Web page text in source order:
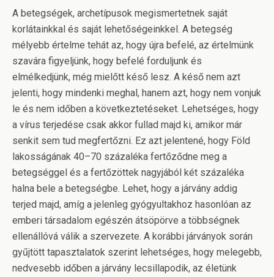
A betegségek, archetípusok megismertetnek saját
korlátainkkal és saját lehetőségeinkkel. A betegség
mélyebb értelme tehát az, hogy újra befelé, az értelmünk
szavára figyeljünk, hogy befelé forduljunk és
elmélkedjünk, még mielőtt késő lesz. A késő nem azt
jelenti, hogy mindenki meghal, hanem azt, hogy nem vonjuk
le és nem időben a következtetéseket. Lehetséges, hogy
a vírus terjedése csak akkor fullad majd ki, amikor már
senkit sem tud megfertőzni. Ez azt jelentené, hogy Föld
lakosságának 40–70 százaléka fertőződne meg a
betegséggel és a fertőzöttek nagyjából két százaléka
halna bele a betegségbe. Lehet, hogy a járvány addig
terjed majd, amíg a jelenleg gyógyultakhoz hasonlóan az
emberi társadalom egészén átsöpörve a többségnek
ellenállóvá válik a szervezete. A korábbi járványok során
gyűjtött tapasztalatok szerint lehetséges, hogy melegebb,
nedvesebb időben a járvány lecsillapodik, az életünk